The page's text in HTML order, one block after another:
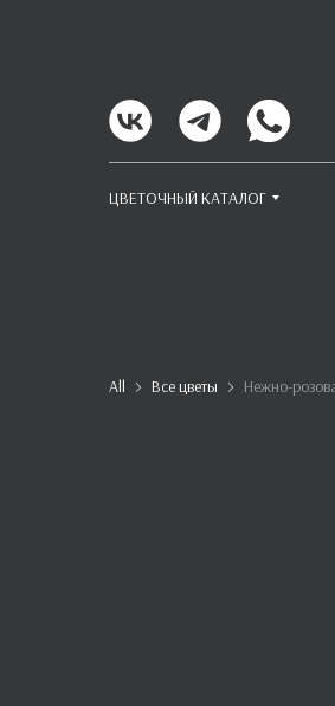
ЦВЕТОЧНЫЙ КАТАЛОГ
All Все цветы Нежно-